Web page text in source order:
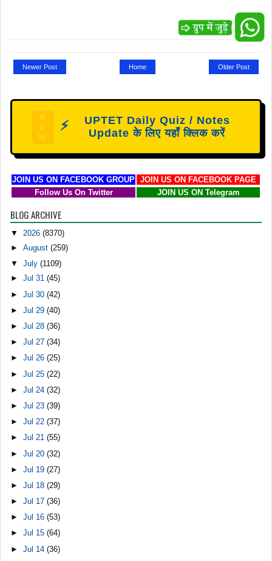
Newer Post Older Post
Home
⚡
UPTET Daily Quiz / Notes
Update के लिए यहाँ क्लिक करें
JOIN US ON FACEBOOK GROUP
JOIN US ON FACEBOOK PAGE
Follow Us On Twitter
JOIN US ON Telegram
BLOG ARCHIVE
▼ 2026(8370)
►August(259)
▼July(1109)
►Jul 31(45)
►Jul 30(42)
►Jul 29(40)
►Jul 28(36)
►Jul 27(34)
►Jul 26(25)
►Jul 25(22)
►Jul 24(32)
►Jul 23(39)
►Jul 22(37)
►Jul 21(55)
►Jul 20(32)
►Jul 19(27)
►Jul 18(29)
►Jul 17(36)
►Jul 16(53)
►Jul 15(64)
►Jul 14(36)